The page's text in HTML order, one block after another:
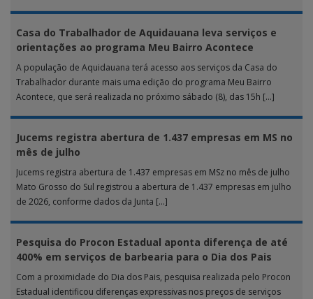
Casa do Trabalhador de Aquidauana leva serviços e
orientações ao programa Meu Bairro Acontece
A população de Aquidauana terá acesso aos serviços da Casa do
Trabalhador durante mais uma edição do programa Meu Bairro
Acontece, que será realizada no próximo sábado (8), das 15h […]
Jucems registra abertura de 1.437 empresas em MS no
mês de julho
Jucems registra abertura de 1.437 empresas em MSz no mês de julho
Mato Grosso do Sul registrou a abertura de 1.437 empresas em julho
de 2026, conforme dados da Junta […]
Pesquisa do Procon Estadual aponta diferença de até
400% em serviços de barbearia para o Dia dos Pais
Com a proximidade do Dia dos Pais, pesquisa realizada pelo Procon
Estadual identificou diferenças expressivas nos preços de serviços